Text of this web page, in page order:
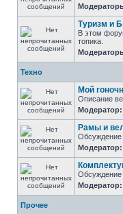
Туризм и
В этом
топика.
Техно
Мой
Описание
Модератор:
Рамы и
Обсуждение
Модератор:
Обсуждение
Модератор:
Прочее